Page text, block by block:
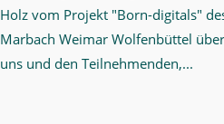
Holz vom Projekt "Born-digitals"
Marbach Weimar Wolfenbüttel
uns und den Teilnehmenden,...